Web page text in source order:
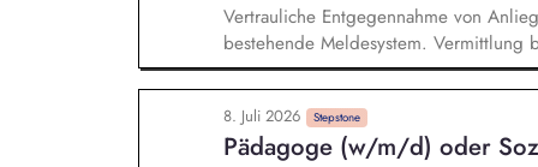
Vertrauliche Entgegennahme von
bestehende Meldesystem. Vermittlung
Klärungsprozessen. Konzeption und
Sensibilisierungsformaten. Mitwirkung
Verhaltenskodizes und dem
Beschwerdekultur innerhalb der
8. Juli 2026 Stepstone
Pädagoge (w/m/d) oder